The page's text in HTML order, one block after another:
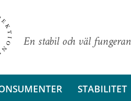
En stabil och väl
STABILITET